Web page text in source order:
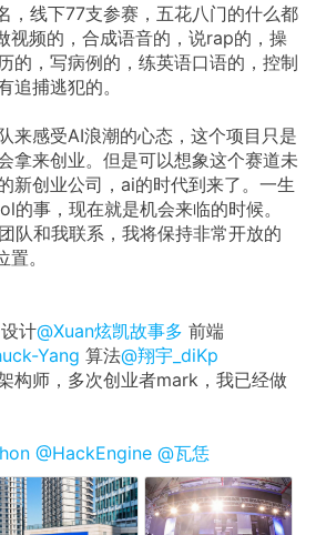
，线下77支参赛，五花八门的什么都
视频的，合成语音的，说rap的，操
的，写病例的，练英语口语的，控制
追捕逃犯的。
来感受AI浪潮的心态，这个项目只是
拿来创业。但是可以想象这个赛道未
新创业公司，ai的时代到来了。一生
的事，现在就是机会来临的时候。
队和我联系，我将保持非常开放的
。
设计@Xuan炫凯故事多 前端
Yang 算法@翔宇_diKp
构师，多次创业者mark，我已经做
@HackEngine @瓦恁